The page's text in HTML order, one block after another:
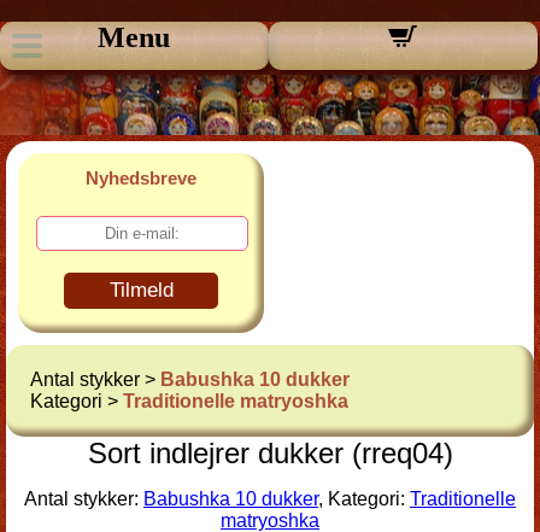
Menu
Nyhedsbreve
Tilmeld
Antal stykker > Babushka 10 dukker
Kategori > Traditionelle matryoshka
Sort indlejrer dukker (rreq04)
Antal stykker: Babushka 10 dukker, Kategori: Traditionelle
matryoshka